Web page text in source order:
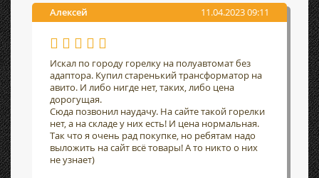
Алексей 11.04.2023 09:11
Искал по городу горелку на полуавтомат без
адаптора. Купил старенький трансформатор на
авито. И либо нигде нет, таких, либо цена
дорогущая.
Сюда позвонил наудачу. На сайте такой горелки
нет, а на складе у них есть! И цена нормальная.
Так что я очень рад покупке, но ребятам надо
выложить на сайт всё товары! А то никто о них
не узнает)